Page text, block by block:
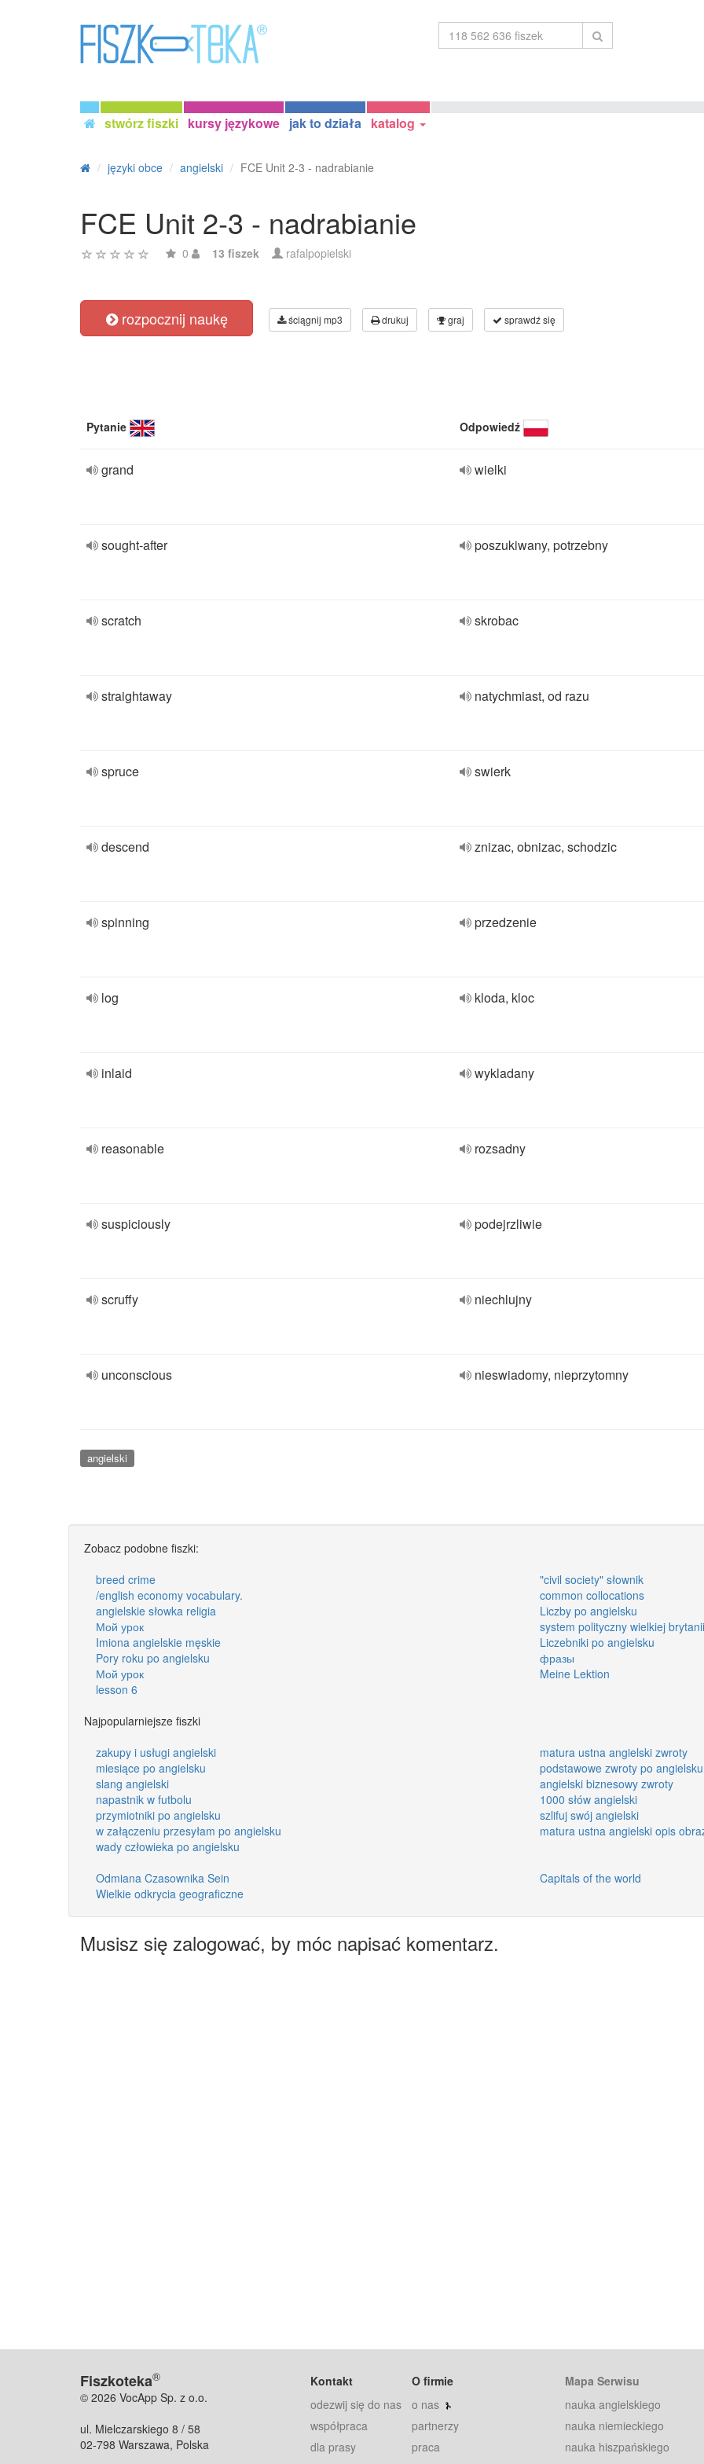
stwórz fiszki kursy językowe jak to działa katalog
języki obce angielski FCE Unit 2-3 - nadrabianie
FCE Unit 2-3 - nadrabianie
0 13 fiszek rafalpopielski
rozpocznij naukę ściągnij mp3 drukuj graj sprawdź się
Pytanie Odpowiedź
grand wielki
sought-after poszukiwany, potrzebny
scratch skrobac
straightaway natychmiast, od razu
spruce swierk
descend znizac, obnizac, schodzic
spinning przedzenie
log kloda, kloc
inlaid wykladany
reasonable rozsadny
suspiciously podejrzliwie
scruffy niechlujny
unconscious nieswiadomy, nieprzytomny
angielski
Zobacz podobne fiszki:
breed crime
"civil society" słownik
/english economy vocabulary.
common collocations
angielskie słowka religia
Liczby po angielsku
Мой урок
system polityczny wielkiej brytanii
Imiona angielskie męskie
Liczebniki po angielsku
Pory roku po angielsku
фразы
Мой урок
Meine Lektion
lesson 6
Najpopularniejsze fiszki
zakupy i usługi angielski
matura ustna angielski zwroty
miesiące po angielsku
podstawowe zwroty po angielsku
slang angielski
angielski biznesowy zwroty
napastnik w futbolu
1000 słów angielski
przymiotniki po angielsku
szlifuj swój angielski
w załączeniu przesyłam po angielsku
matura ustna angielski opis
wady człowieka po angielsku
Odmiana Czasownika Sein
Capitals of the world
Wielkie odkrycia geograficzne
Musisz się zalogować, by móc napisać komentarz.
Fiszkoteka®
© 2026 VocApp Sp. z o.o.
ul. Mielczarskiego 8 / 58
02-798 Warszawa, Polska
Kontakt
odezwij się do nas
współpraca
dla prasy
O firmie
o nas
partnerzy
praca
Mapa Serwisu
nauka angielskiego
nauka niemieckiego
nauka hiszpańskiego